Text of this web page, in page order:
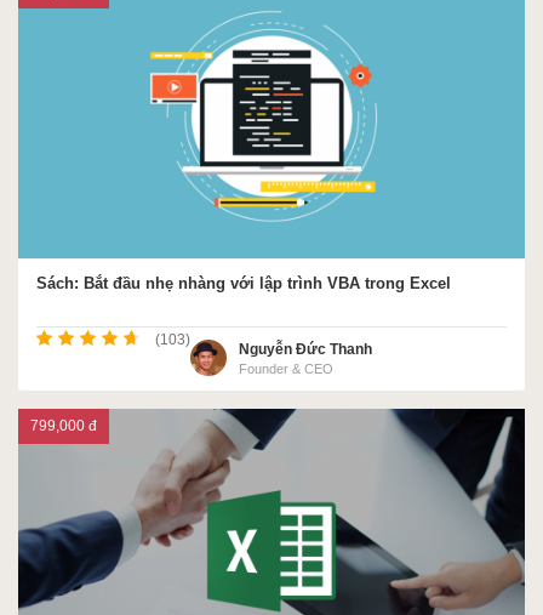
MOS
Sách: Bắt đầu nhẹ nhàng với lập trình VBA trong Excel
(103)
Nguyễn Đức Thanh
Founder & CEO
799,000 đ